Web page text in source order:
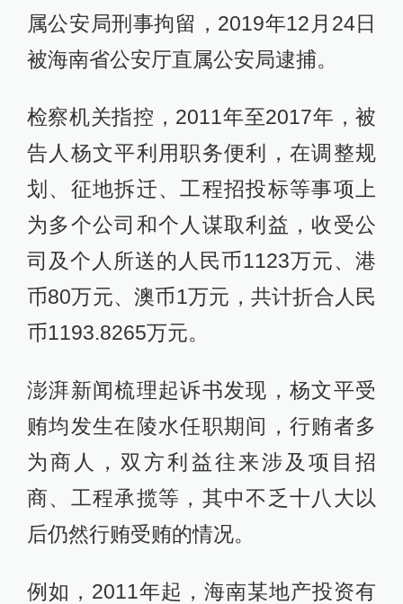
属公安局刑事拘留，2019年12月24日
被海南省公安厅直属公安局逮捕。
检察机关指控，2011年至2017年，被
告人杨文平利用职务便利，在调整规
划、征地拆迁、工程招投标等事项上
为多个公司和个人谋取利益，收受公
司及个人所送的人民币1123万元、港
币80万元、澳币1万元，共计折合人民
币1193.8265万元。
澎湃新闻梳理起诉书发现，杨文平受
贿均发生在陵水任职期间，行贿者多
为商人，双方利益往来涉及项目招
商、工程承揽等，其中不乏十八大以
后仍然行贿受贿的情况。
例如，2011年起，海南某地产投资有